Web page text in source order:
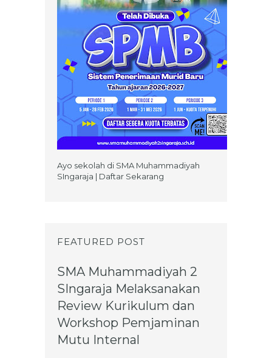
Ayo sekolah di SMA Muhammadiyah
SIngaraja | Daftar Sekarang
FEATURED POST
SMA Muhammadiyah 2
SIngaraja Melaksanakan
Review Kurikulum dan
Workshop Pemjaminan
Mutu Internal